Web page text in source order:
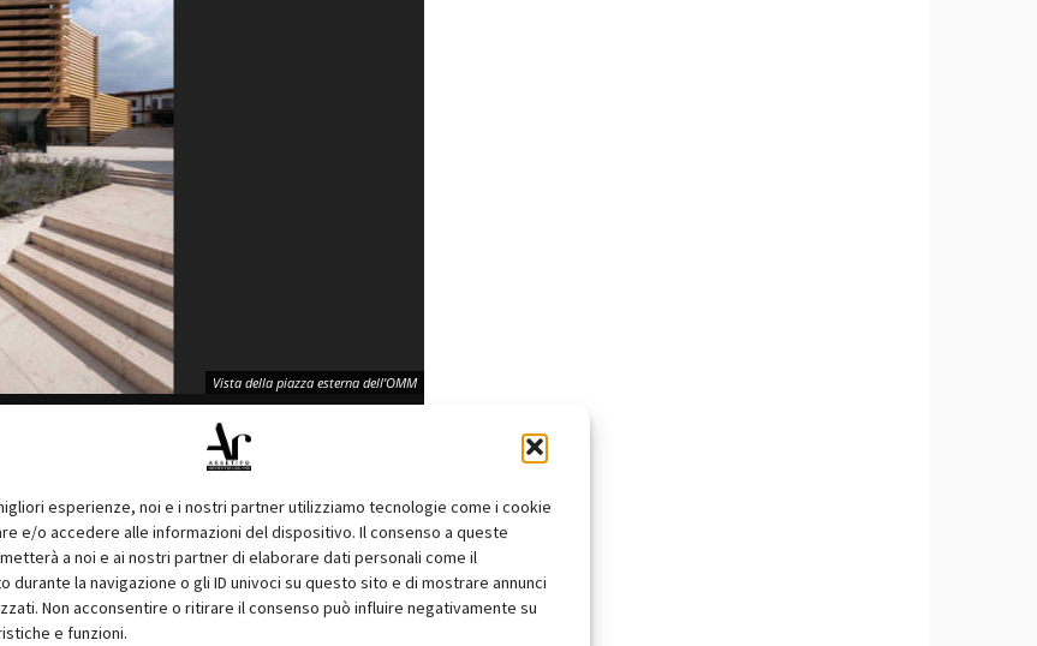
esperienze, noi e i nostri partner utilizziamo tecnologie come i cookie
e/o accedere alle informazioni del dispositivo. Il consenso a queste
a noi e ai nostri partner di elaborare dati personali come il
durante la navigazione o gli ID univoci su questo sito e di mostrare annunci
Non acconsentire o ritirare il consenso può influire negativamente su
e funzioni.
Vista della piazza esterna dell'OMM
locale e crea una piazza su più livelli,
tortuose di Eskisehir e sviluppa con esse un unico
quello di evidenziare l’unicità di questo